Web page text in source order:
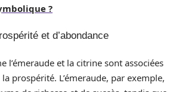
?
et d’abondance
l’émeraude et la citrine sont associées
la prospérité. L’émeraude, par exemple,